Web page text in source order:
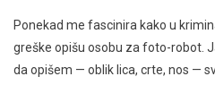
Ponekad me fascinira kako u
greške opišu osobu za foto-robot.
da opišem — oblik lica, crte, nos —